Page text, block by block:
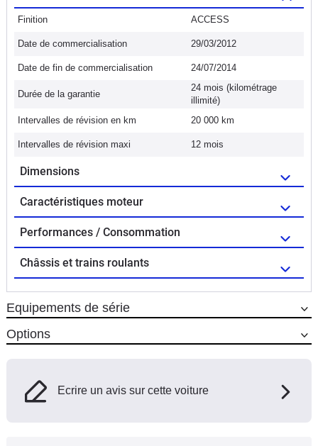
Finition ACCESS
Date de commercialisation 29/03/2012
Date de fin de commercialisation 24/07/2014
Durée de la garantie
24 mois (kilométrage
illimité)
Intervalles de révision en km
20 000 km
Intervalles de révision maxi 12 mois
Dimensions
Caractéristiques moteur
Performances / Consommation
Châssis et trains roulants
Equipements de série
Options
Ecrire un avis sur cette voiture